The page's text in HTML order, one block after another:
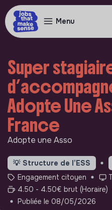
Menu
Super
Adopte Une
France
Adopte une Asso
💡 Structure de l’ESS
Engagement citoyen
4.50 - 4.50€ brut (Horaire)
Publiée le 08/05/2026